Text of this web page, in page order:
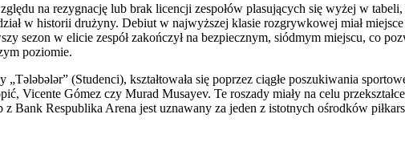
na rezygnację lub brak licencji zespołów plasujących się wyżej w tabeli,
w historii drużyny. Debiut w najwyższej klasie rozgrywkowej miał
sezon w elicie zespół zakończył na bezpiecznym, siódmym miejscu, co
poziomie.
(Studenci), kształtowała się poprzez ciągłe poszukiwania
Vicente Gómez czy Murad Musayev. Te roszady miały na celu
Bank Respublika Arena jest uznawany za jeden z istotnych ośrodków